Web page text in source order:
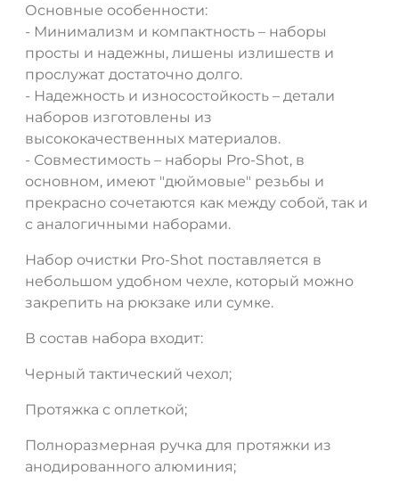
Основные особенности:
- Минимализм и компактность – наборы
просты и надежны, лишены излишеств и
прослужат достаточно долго.
- Надежность и износостойкость – детали
наборов изготовлены из
высококачественных материалов.
- Совместимость – наборы Pro-Shot, в
основном, имеют "дюймовые" резьбы и
прекрасно сочетаются как между собой, так и
с аналогичными наборами.
Набор очистки Pro-Shot поставляется в
небольшом удобном чехле, который можно
закрепить на рюкзаке или сумке.
В состав набора входит:
Черный тактический чехол;
Протяжка с оплеткой;
Полноразмерная ручка для протяжки из
анодированного алюминия;